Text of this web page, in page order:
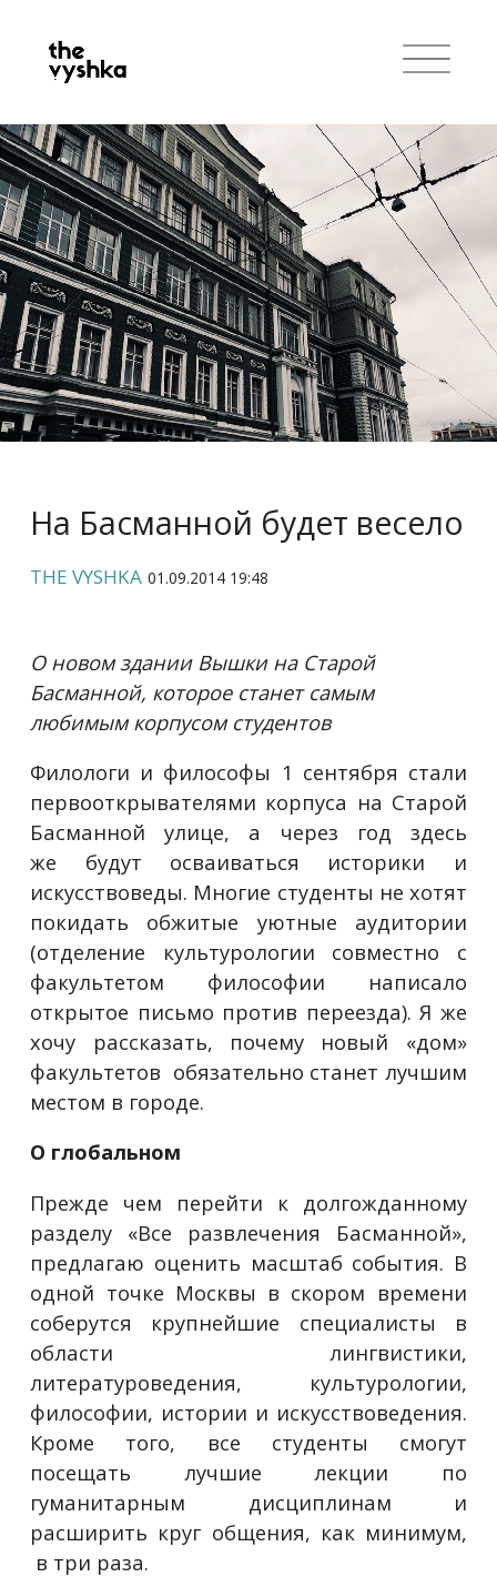
На Басманной будет весело
THE VYSHKA 01.09.2014 19:48
О новом здании Вышки на Старой
Басманной, которое станет самым
любимым корпусом студентов
Филологи и философы 1 сентября стали
первооткрывателями корпуса на Старой
Басманной улице, а через год здесь
же будут осваиваться историки и
искусствоведы. Многие студенты не хотят
покидать обжитые уютные аудитории
(отделение культурологии совместно с
факультетом философии написало
открытое письмо против переезда). Я же
хочу рассказать, почему новый «дом»
факультетов обязательно станет лучшим
местом в городе.
О глобальном
Прежде чем перейти к долгожданному
разделу «Все развлечения Басманной»,
предлагаю оценить масштаб события. В
одной точке Москвы в скором времени
соберутся крупнейшие специалисты в
области лингвистики,
литературоведения, культурологии,
философии, истории и искусствоведения.
Кроме того, все студенты смогут
посещать лучшие лекции по
гуманитарным дисциплинам и
расширить круг общения, как минимум,
в три раза.